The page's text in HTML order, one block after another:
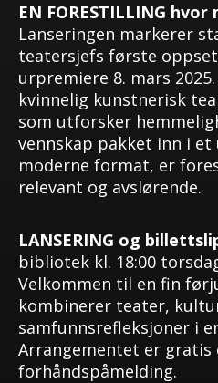
EN FORESTILLING hvor
Lanseringen markerer
teatersjefs første
urpremiere 8. mars
kvinnelig kunstnerisk
som utforsker
vennskap pakket inn i et
moderne format, er
relevant og avslørende.
LANSERING og
bibliotek kl. 18:00
Velkommen til en fin
kombinerer teater,
samfunnsrefleksjoner i
Arrangementet er gratis
forhåndspåmelding.